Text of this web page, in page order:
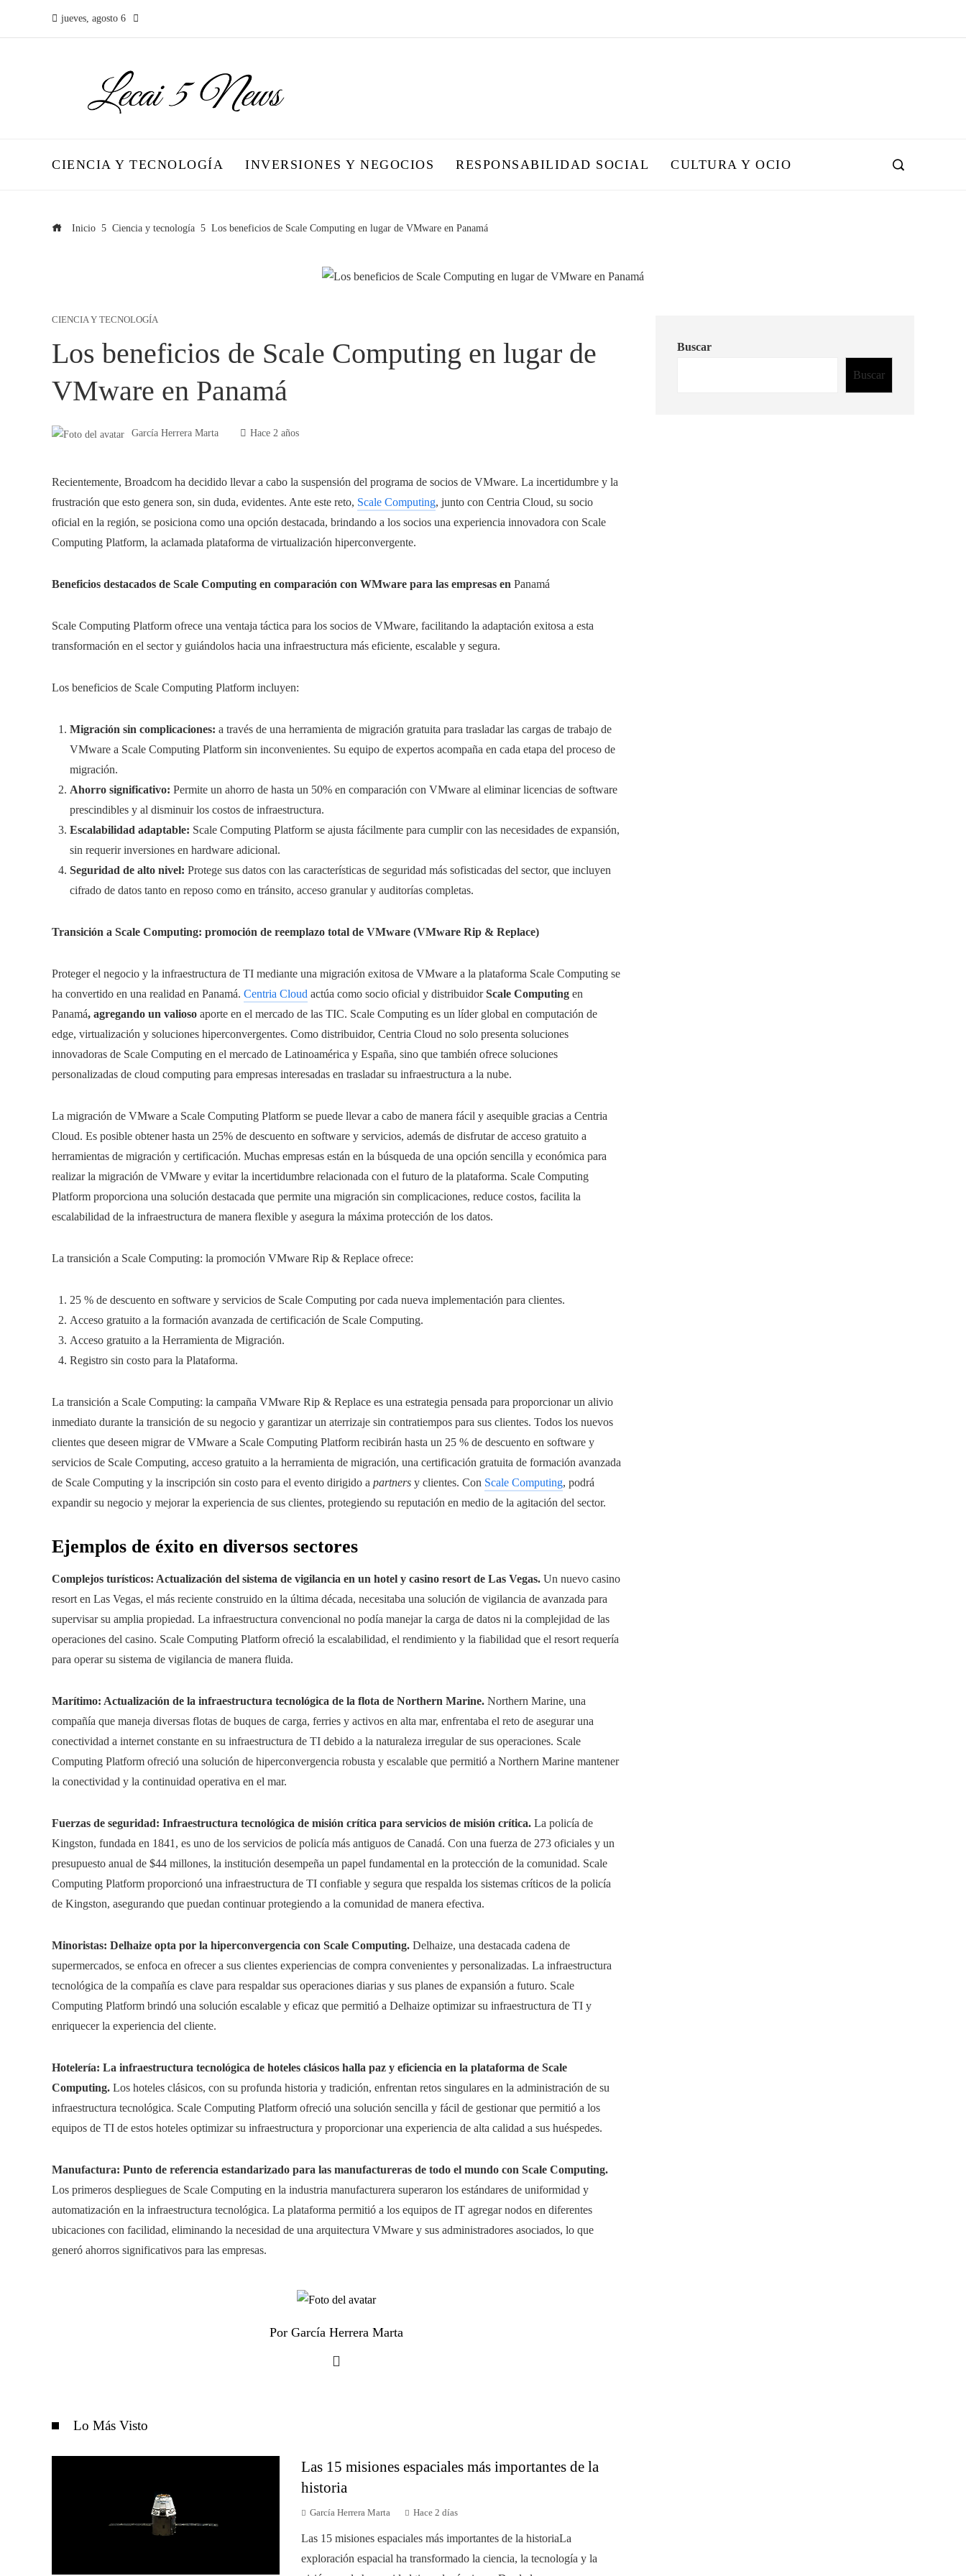
jueves, agosto 6
CIENCIA Y TECNOLOGÍA INVERSIONES Y NEGOCIOS RESPONSABILIDAD SOCIAL CULTURA Y OCIO
Inicio Ciencia y tecnología Los beneficios de Scale Computing en lugar de VMware en Panamá
CIENCIA Y TECNOLOGÍA
Los beneficios de Scale Computing en lugar de
VMware en Panamá
García Herrera Marta Hace 2 años
Recientemente, Broadcom ha decidido llevar a cabo la suspensión del programa de socios de VMware. La incertidumbre y la
frustración que esto genera son, sin duda, evidentes. Ante este reto, Scale Computing, junto con Centria Cloud, su socio
oficial en la región, se posiciona como una opción destacada, brindando a los socios una experiencia innovadora con Scale
Computing Platform, la aclamada plataforma de virtualización hiperconvergente.
Beneficios destacados de Scale Computing en comparación con WMware para las empresas en Panamá
Scale Computing Platform ofrece una ventaja táctica para los socios de VMware, facilitando la adaptación exitosa a esta
transformación en el sector y guiándolos hacia una infraestructura más eficiente, escalable y segura.
Los beneficios de Scale Computing Platform incluyen:
Migración sin complicaciones: a través de una herramienta de migración gratuita para trasladar las cargas de trabajo de
VMware a Scale Computing Platform sin inconvenientes. Su equipo de expertos acompaña en cada etapa del proceso de
migración.
Ahorro significativo: Permite un ahorro de hasta un 50% en comparación con VMware al eliminar licencias de software
prescindibles y al disminuir los costos de infraestructura.
Escalabilidad adaptable: Scale Computing Platform se ajusta fácilmente para cumplir con las necesidades de expansión,
sin requerir inversiones en hardware adicional.
Seguridad de alto nivel: Protege sus datos con las características de seguridad más sofisticadas del sector, que incluyen
cifrado de datos tanto en reposo como en tránsito, acceso granular y auditorías completas.
Transición a Scale Computing: promoción de reemplazo total de VMware (VMware Rip & Replace)
Proteger el negocio y la infraestructura de TI mediante una migración exitosa de VMware a la plataforma Scale Computing se
ha convertido en una realidad en Panamá. Centria Cloud actúa como socio oficial y distribuidorScale Computing en
Panamá, agregando un valioso aporte en el mercado de las TIC. Scale Computing es un líder global en computación de
edge, virtualización y soluciones hiperconvergentes. Como distribuidor, Centria Cloud no solo presenta soluciones
innovadoras de Scale Computing en el mercado de Latinoamérica y España, sino que también ofrece soluciones
personalizadas de cloud computing para empresas interesadas en trasladar su infraestructura a la nube.
La migración de VMware a Scale Computing Platform se puede llevar a cabo de manera fácil y asequible gracias a Centria
Cloud. Es posible obtener hasta un 25% de descuento en software y servicios, además de disfrutar de acceso gratuito a
herramientas de migración y certificación. Muchas empresas están en la búsqueda de una opción sencilla y económica para
realizar la migración de VMware y evitar la incertidumbre relacionada con el futuro de la plataforma. Scale Computing
Platform proporciona una solución destacada que permite una migración sin complicaciones, reduce costos, facilita la
escalabilidad de la infraestructura de manera flexible y asegura la máxima protección de los datos.
La transición a Scale Computing: la promoción VMware Rip & Replace ofrece:
25 % de descuento en software y servicios de Scale Computing por cada nueva implementación para clientes.
Acceso gratuito a la formación avanzada de certificación de Scale Computing.
Acceso gratuito a la Herramienta de Migración.
Registro sin costo para la Plataforma.
La transición a Scale Computing: la campaña VMware Rip & Replace es una estrategia pensada para proporcionar un alivio
inmediato durante la transición de su negocio y garantizar un aterrizaje sin contratiempos para sus clientes. Todos los nuevos
clientes que deseen migrar de VMware a Scale Computing Platform recibirán hasta un 25 % de descuento en software y
servicios de Scale Computing, acceso gratuito a la herramienta de migración, una certificación gratuita de formación avanzada
de Scale Computing y la inscripción sin costo para el evento dirigido a partners y clientes. Con Scale Computing, podrá
expandir su negocio y mejorar la experiencia de sus clientes, protegiendo su reputación en medio de la agitación del sector.
Ejemplos de éxito en diversos sectores
Complejos turísticos: Actualización del sistema de vigilancia en un hotel y casino resort de Las Vegas. Un nuevo casino
resort en Las Vegas, el más reciente construido en la última década, necesitaba una solución de vigilancia de avanzada para
supervisar su amplia propiedad. La infraestructura convencional no podía manejar la carga de datos ni la complejidad de las
operaciones del casino. Scale Computing Platform ofreció la escalabilidad, el rendimiento y la fiabilidad que el resort requería
para operar su sistema de vigilancia de manera fluida.
Marítimo: Actualización de la infraestructura tecnológica de la flota de Northern Marine. Northern Marine, una
compañía que maneja diversas flotas de buques de carga, ferries y activos en alta mar, enfrentaba el reto de asegurar una
conectividad a internet constante en su infraestructura de TI debido a la naturaleza irregular de sus operaciones. Scale
Computing Platform ofreció una solución de hiperconvergencia robusta y escalable que permitió a Northern Marine mantener
la conectividad y la continuidad operativa en el mar.
Fuerzas de seguridad: Infraestructura tecnológica de misión crítica para servicios de misión crítica. La policía de
Kingston, fundada en 1841, es uno de los servicios de policía más antiguos de Canadá. Con una fuerza de 273 oficiales y un
presupuesto anual de $44 millones, la institución desempeña un papel fundamental en la protección de la comunidad. Scale
Computing Platform proporcionó una infraestructura de TI confiable y segura que respalda los sistemas críticos de la policía
de Kingston, asegurando que puedan continuar protegiendo a la comunidad de manera efectiva.
Minoristas: Delhaize opta por la hiperconvergencia con Scale Computing. Delhaize, una destacada cadena de
supermercados, se enfoca en ofrecer a sus clientes experiencias de compra convenientes y personalizadas. La infraestructura
tecnológica de la compañía es clave para respaldar sus operaciones diarias y sus planes de expansión a futuro. Scale
Computing Platform brindó una solución escalable y eficaz que permitió a Delhaize optimizar su infraestructura de TI y
enriquecer la experiencia del cliente.
Hotelería: La infraestructura tecnológica de hoteles clásicos halla paz y eficiencia en la plataforma de Scale
Computing. Los hoteles clásicos, con su profunda historia y tradición, enfrentan retos singulares en la administración de su
infraestructura tecnológica. Scale Computing Platform ofreció una solución sencilla y fácil de gestionar que permitió a los
equipos de TI de estos hoteles optimizar su infraestructura y proporcionar una experiencia de alta calidad a sus huéspedes.
Manufactura: Punto de referencia estandarizado para las manufactureras de todo el mundo con Scale Computing.
Los primeros despliegues de Scale Computing en la industria manufacturera superaron los estándares de uniformidad y
automatización en la infraestructura tecnológica. La plataforma permitió a los equipos de IT agregar nodos en diferentes
ubicaciones con facilidad, eliminando la necesidad de una arquitectura VMware y sus administradores asociados, lo que
generó ahorros significativos para las empresas.
Por García Herrera Marta
Lo Más Visto
Las 15 misiones espaciales más importantes de la
historia
García Herrera Marta Hace 2 días
Las 15 misiones espaciales más importantes de la historiaLa
exploración espacial ha transformado la ciencia, la tecnología y la
Buscar
Buscar